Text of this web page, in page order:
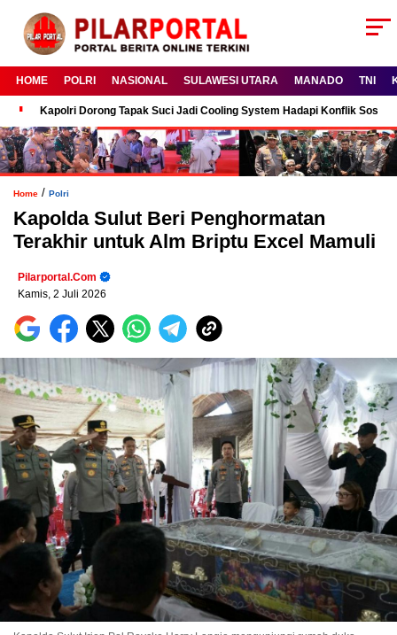
HOME POLRI NASIONAL SULAWESI UTARA MANADO TNI
Kapolri Dorong Tapak Suci Jadi Cooling System Hadapi Konflik Sosial
Home / Polri
Kapolda Sulut Beri Penghormatan
Terakhir untuk Alm Briptu Excel Mamuli
Pilarportal.com
Kamis, 2 Juli 2026